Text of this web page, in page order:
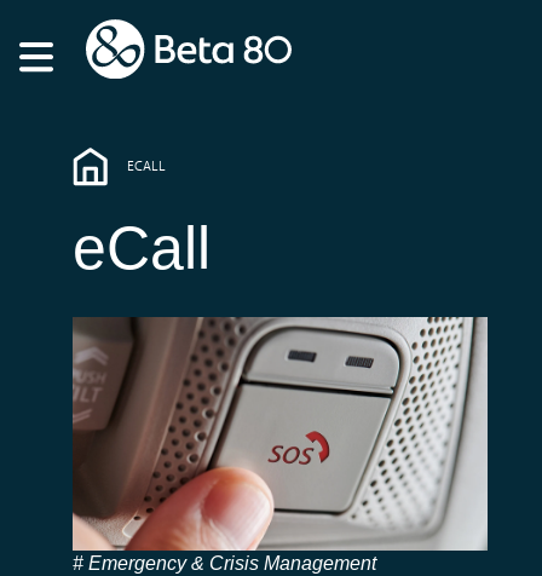
ECALL
eCall
Emergency & Crisis Management